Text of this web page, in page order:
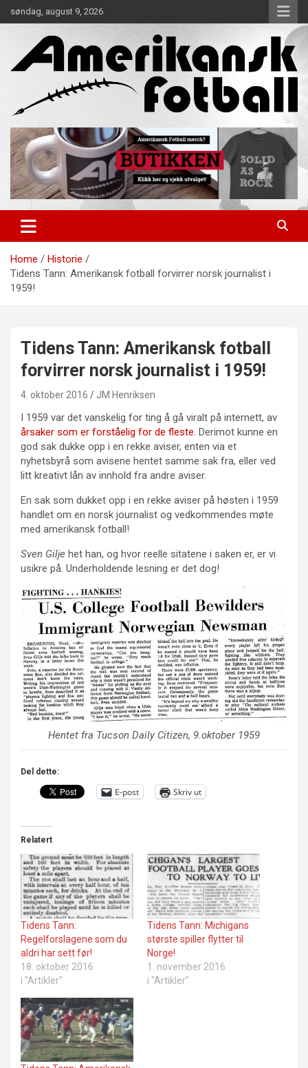
to
søndag, august 9, 2026
Amerikansk Fotball
Home
Historie
Tidens Tann: Amerikansk fotball forvirrer norsk journalist i
1959!
Tidens Tann: Amerikansk fotball
forvirrer norsk journalist i 1959!
4. oktober 2016 JM Henriksen
I 1959 var det vanskelig for ting å gå viralt på internett, av
årsaker som er forståelig for de fleste . Derimot kunne en
god sak dukke opp i en rekke aviser, enten via et
nyhetsbyrå som avisene hentet samme sak fra, eller ved
litt kreativt lån av innhold fra andre aviser.
En sak som dukket opp i en rekke aviser på høsten i 1959
handlet om en norsk journalist og vedkommendes møte
med amerikansk fotball!
Sven Gilje het han, og hvor reelle sitatene i saken er, er vi
usikre på. Underholdende lesning er det dog!
Hentet fra Tucson Daily Citizen, 9.oktober 1959
Del dette:
E-post Skriv ut
Relatert
Tidens Tann:
Regelforslagene som du
aldri har sett før!
18. oktober 2016
i "Artikler"
Tidens Tann: Michigans
største spiller flytter til
Norge!
1. november 2016
i "Artikler"